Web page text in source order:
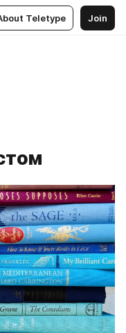
Teletype Join